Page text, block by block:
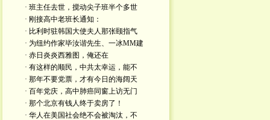
· 班主任去世，搅动尖子班半个多世
· 刚接高中老班长通知：
· 比利时驻韩国大使夫人那张颐指气
· 为纽约作家毕汝谐先生、一冰MM建
· 赤日炎炎西雅图，俺还在
· 有这样的顺民，中共太幸运，能不
· 那年不要党票，才有今日的海阔天
· 百年党庆，高中肺癌同窗上访无门
· 那个北京有钱人终于卖房了！
· 华人在美国社会绝不会被淘汰，不